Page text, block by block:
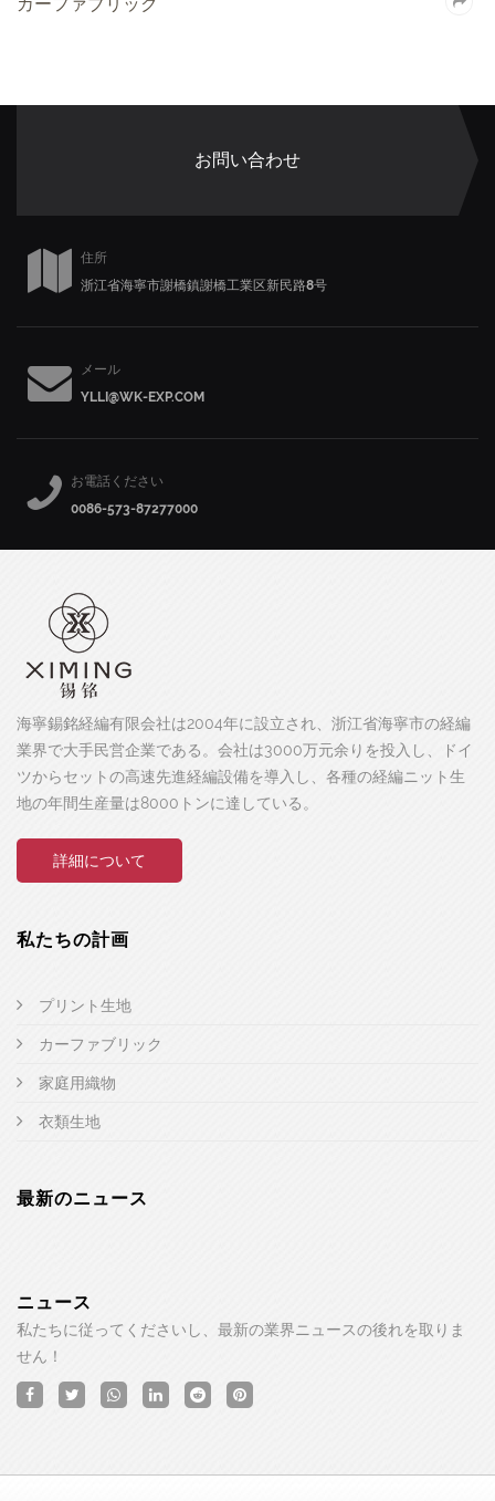
お問い合わせ
住所
浙江省海寧市謝橋鎮謝橋工業区新民路8号
メール
YLLI@WK-EXP.COM
お電話ください
0086-573-87277000
海寧錫銘経編有限会社は2004年に設立され、浙江省海寧市の経編
業界で大手民営企業である。会社は3000万元余りを投入し、ドイ
ツからセットの高速先進経編設備を導入し、各種の経編ニット生
地の年間生産量は8000トンに達している。
詳細について
私たちの計画
プリント生地
カーファブリック
家庭用織物
衣類生地
最新のニュース
ニュース
私たちに従ってくださいし、最新の業界ニュースの後れを取りま
せん！